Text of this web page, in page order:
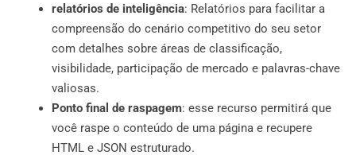
relatórios de inteligência: Relatórios para facilitar a
compreensão do cenário competitivo do seu setor
com detalhes sobre áreas de classificação,
visibilidade, participação de mercado e palavras-chave
valiosas.
Ponto final de raspagem: esse recurso permitirá que
você raspe o conteúdo de uma página e recupere
HTML e JSON estruturado.